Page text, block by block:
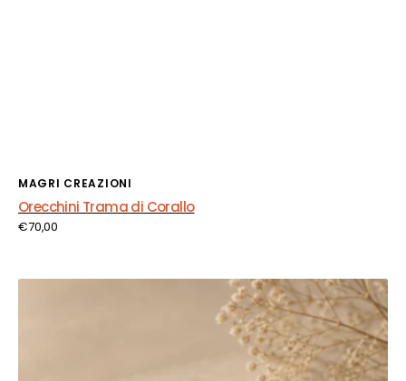
Fornitore:
MAGRI CREAZIONI
Orecchini Trama di Corallo
Prezzo
€70,00
Orecchini